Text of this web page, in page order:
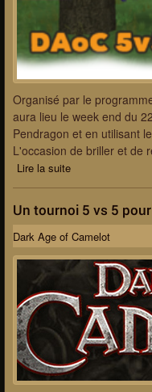
Organisé par le
aura lieu le week end du
Pendragon et en utilisant
L'occasion de briller et de
Lire la suite
Un tournoi 5 vs 5
Dark Age of Camelot